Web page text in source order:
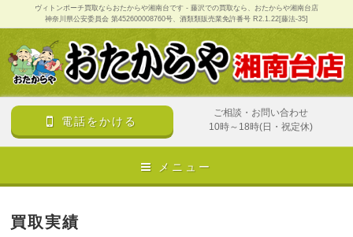
ヴィトンポーチ買取ならおたからや湘南台です - 藤沢での買取なら、おたからや湘南台店
神奈川県公安委員会 第452600008760号、酒類類販売業免許番号 R2.1.22[藤法-35]
電話をかける
ご相談・お問い合わせ
10時～18時(日・祝定休)
メニュー
買取実績